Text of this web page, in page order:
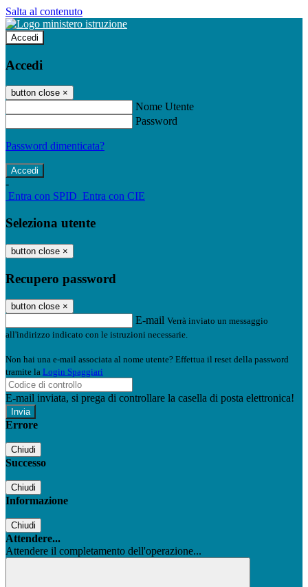
Salta al contenuto
Accedi
Accedi
button close ×
Nome Utente
Password
Password dimenticata?
-
Entra con SPID Entra con CIE
Seleziona utente
button close ×
Recupero password
button close ×
E-mail Verrà inviato un messaggio
all'indirizzo indicato con le istruzioni necessarie.
Non hai una e-mail associata al nome utente? Effettua il reset della password
tramite la Login Spaggiari
E-mail inviata, si prega di controllare la casella di posta elettronica!
Errore
Chiudi
Successo
Chiudi
Informazione
Chiudi
Attendere...
Attendere il completamento dell'operazione...